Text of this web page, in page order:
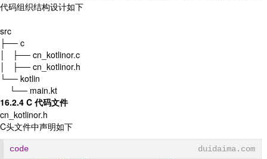
代码组织结构设计如下
src
├── c
│ ├── cn_kotlinor.c
│ ├── cn_kotlinor.h
└── kotlin
└── main.kt
16.2.4 C 代码文件
cn_kotlinor.h
C头文件中声明如下
code
duidaima.com